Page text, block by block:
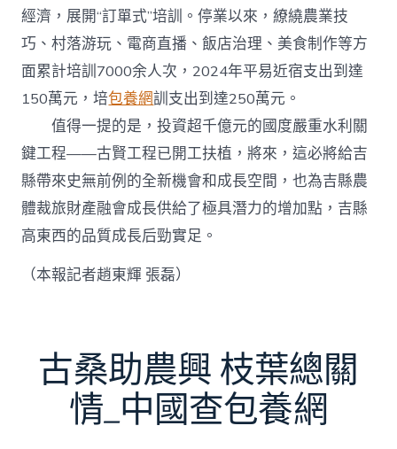
經濟，展開“訂單式”培訓。停業以來，繚繞農業技
巧、村落游玩、電商直播、飯店治理、美食制作等方
面累計培訓7000余人次，2024年平易近宿支出到達
150萬元，培包養網訓支出到達250萬元。
值得一提的是，投資超千億元的國度嚴重水利關
鍵工程——古賢工程已開工扶植，將來，這必將給吉
縣帶來史無前例的全新機會和成長空間，也為吉縣農
體裁旅財產融會成長供給了極具潛力的增加點，吉縣
高東西的品質成長后勁實足。
（本報記者趙東輝 張磊）
古桑助農興 枝葉總關
情_中國查包養網